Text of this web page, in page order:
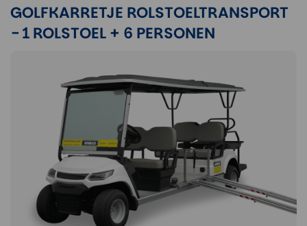
GOLFKARRETJE ROLSTOELTRANSPORT
- 1 ROLSTOEL + 6 PERSONEN